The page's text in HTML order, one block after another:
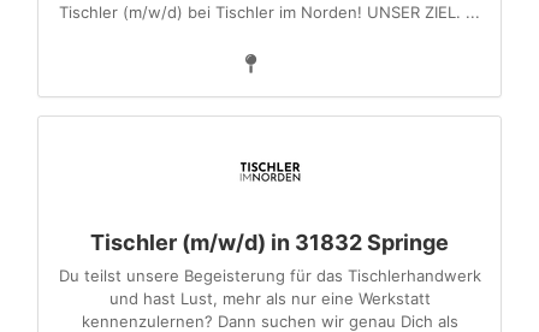
Tischler (m/w/d) bei Tischler im Norden! UNSER ZIEL. ...
Tischler (m/w/d) in 31832 Springe
Du teilst unsere Begeisterung für das Tischlerhandwerk
und hast Lust, mehr als nur eine Werkstatt
kennenzulernen? Dann suchen wir genau Dich als